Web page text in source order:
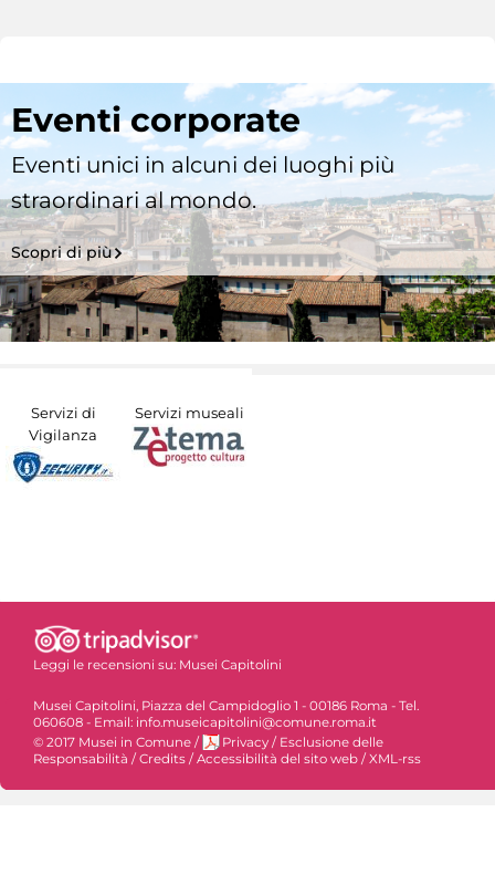
Eventi corporate
Eventi unici in alcuni dei luoghi più
straordinari al mondo.
Scopri di più
Servizi di
Vigilanza
Servizi museali
Leggi le recensioni su: Musei Capitolini
Musei Capitolini, Piazza del Campidoglio 1 - 00186 Roma - Tel.
060608 - Email: info.museicapitolini@comune.roma.it
© 2017 Musei in Comune / Privacy / Esclusione delle
Responsabilità /Credits /Accessibilità del sito web /XML-rss